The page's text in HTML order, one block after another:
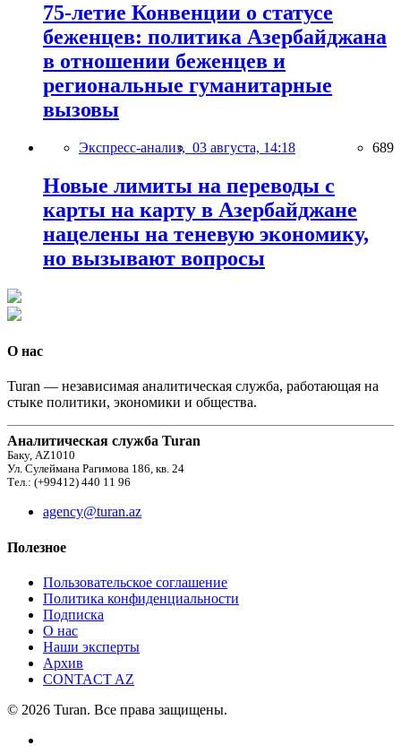
75-летие Конвенции о статусе
беженцев: политика Азербайджана
в отношении беженцев и
региональные гуманитарные
вызовы
Экспресс-анализ, 03 августа, 14:18 689
Новые лимиты на переводы с
карты на карту в Азербайджане
нацелены на теневую экономику,
но вызывают вопросы
О нас
Turan — независимая аналитическая служба, работающая на
стыке политики, экономики и общества.
Аналитическая служба Turan
Баку, AZ1010
Ул. Сулеймана Рагимова 186, кв. 24
Тел.: (+99412) 440 11 96
agency@turan.az
Полезное
Пользовательское соглашение
Политика конфиденциальности
Подписка
О нас
Наши эксперты
Архив
CONTACT AZ
© 2026 Turan. Все права защищены.